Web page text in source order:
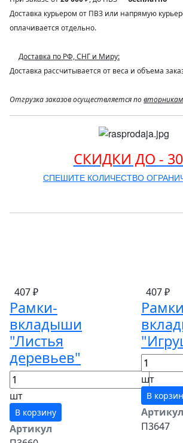
Доставка курьером от ПВЗ или напрямую
оплачивается отдельно.
Доставка по РФ, СНГ и Миру:
Доставка рассчитывается от веса и объема
Отгрузка заказов осуществляется по
СКИДКИ ДО -
СПЕШИТЕ КОЛИЧЕСТВО
407 ₽
Рамки-
вкладыши
"Листья
деревьев"
шт
В корзину
Артикул
407 ₽
шт
В
Артикул
П3647